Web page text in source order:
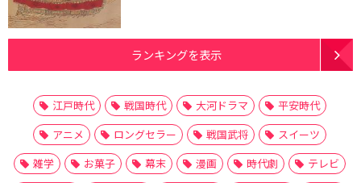
ランキングを表示
江戸時代 戦国時代 大河ドラマ
平安時代
アニメ
ロングセラー 戦国武将
スイーツ
雑学
お菓子 幕末 漫画 時代劇
テレビ